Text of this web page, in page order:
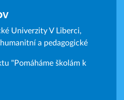
Univerzity V Liberci,
a pedagogické
"Pomáháme školám k